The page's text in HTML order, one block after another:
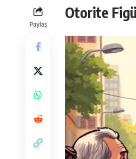
Paylaş
Otorite